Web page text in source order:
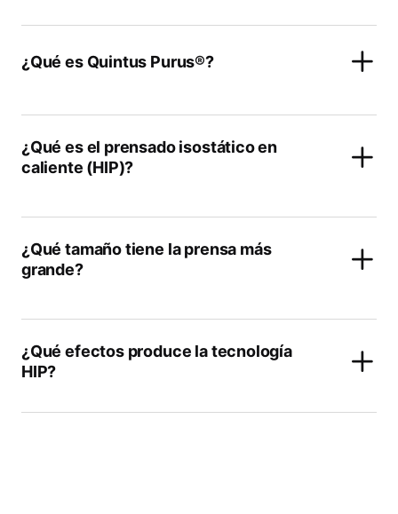
¿Qué es Quintus Purus®?
¿Qué es el prensado isostático en
caliente (HIP)?
¿Qué tamaño tiene la prensa más
grande?
¿Qué efectos produce la tecnología
HIP?